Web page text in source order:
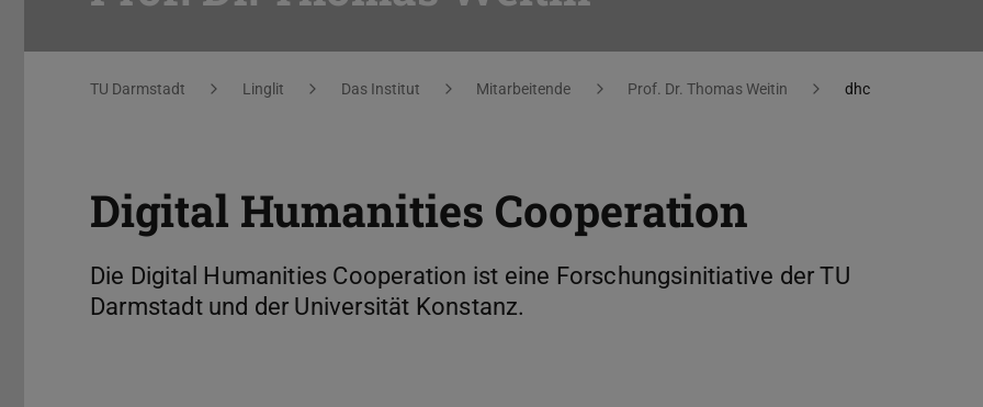
Sie befinden sich hier:
TU Darmstadt Linglit Das Institut Mitarbeitende Prof. Dr. Thomas Weitin dhc
Digital Humanities Cooperation
Die Digital Humanities Cooperation ist eine Forschungsinitiative der TU
Darmstadt und der Universität Konstanz.